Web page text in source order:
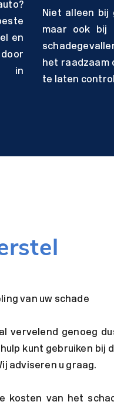
en
in
Niet alleen bij
maar ook bij
het raadzaam
te laten
van uw schade
vervelend genoeg
kunt gebruiken bij
adviseren u graag.
kosten van het